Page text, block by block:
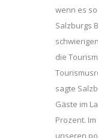
wenn es
Salzburgs
die
sagte
Gäste im
Prozent.
unseren